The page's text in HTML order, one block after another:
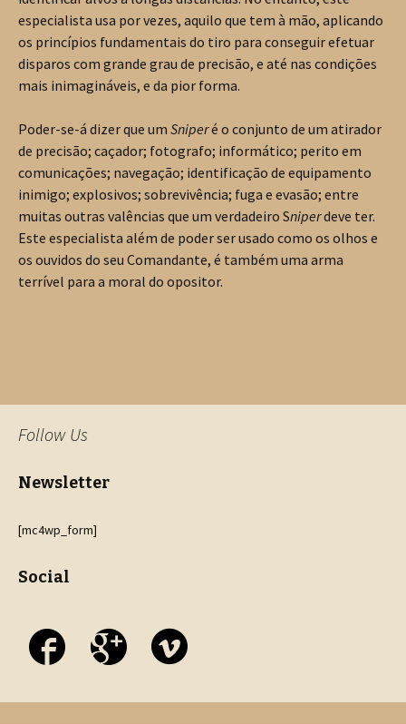
especialista usa por vezes, aquilo que tem à mão, aplicando
os princípios fundamentais do tiro para conseguir efetuar
disparos com grande grau de precisão, e até nas condições
mais inimagináveis, e da pior forma.
Poder-se-á dizer que um Sniperé o conjunto de um atirador
de precisão; caçador; fotografo; informático; perito em
comunicações; navegação; identificação de equipamento
inimigo; explosivos; sobrevivência; fuga e evasão; entre
muitas outras valências que um verdadeiro Sniperdeve ter.
Este especialista além de poder ser usado como os olhos e
os ouvidos do seu Comandante, é também uma arma
terrível para a moral do opositor.
Follow Us
Newsletter
[mc4wp_form]
Social